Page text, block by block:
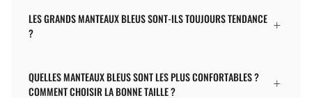
LES GRANDS MANTEAUX BLEUS SONT-ILS TOUJOURS TENDANCE
?
QUELLES MANTEAUX BLEUS SONT LES PLUS CONFORTABLES ?
COMMENT CHOISIR LA BONNE TAILLE ?